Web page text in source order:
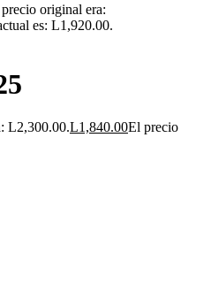
original era:
es: L1,920.00.
L2,300.00.L1,840.00El precio